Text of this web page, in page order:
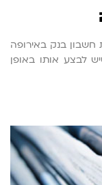
חשבון בנק באירופה
לבצע אותו באופן